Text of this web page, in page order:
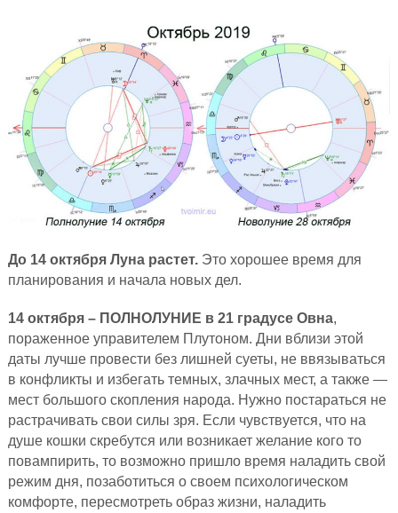
До 14 октября Луна растет.Это хорошее время для
планирования и начала новых дел.
14 октября – ПОЛНОЛУНИЕ в 21 градусе Овна,
пораженное управителем Плутоном. Дни вблизи этой
даты лучше провести без лишней суеты, не ввязываться
в конфликты и избегать темных, злачных мест, а также —
мест большого скопления народа. Нужно постараться не
растрачивать свои силы зря. Если чувствуется, что на
душе кошки скребутся или возникает желание кого то
повампирить, то возможно пришло время наладить свой
режим дня, позаботиться о своем психологическом
комфорте, пересмотреть образ жизни, наладить